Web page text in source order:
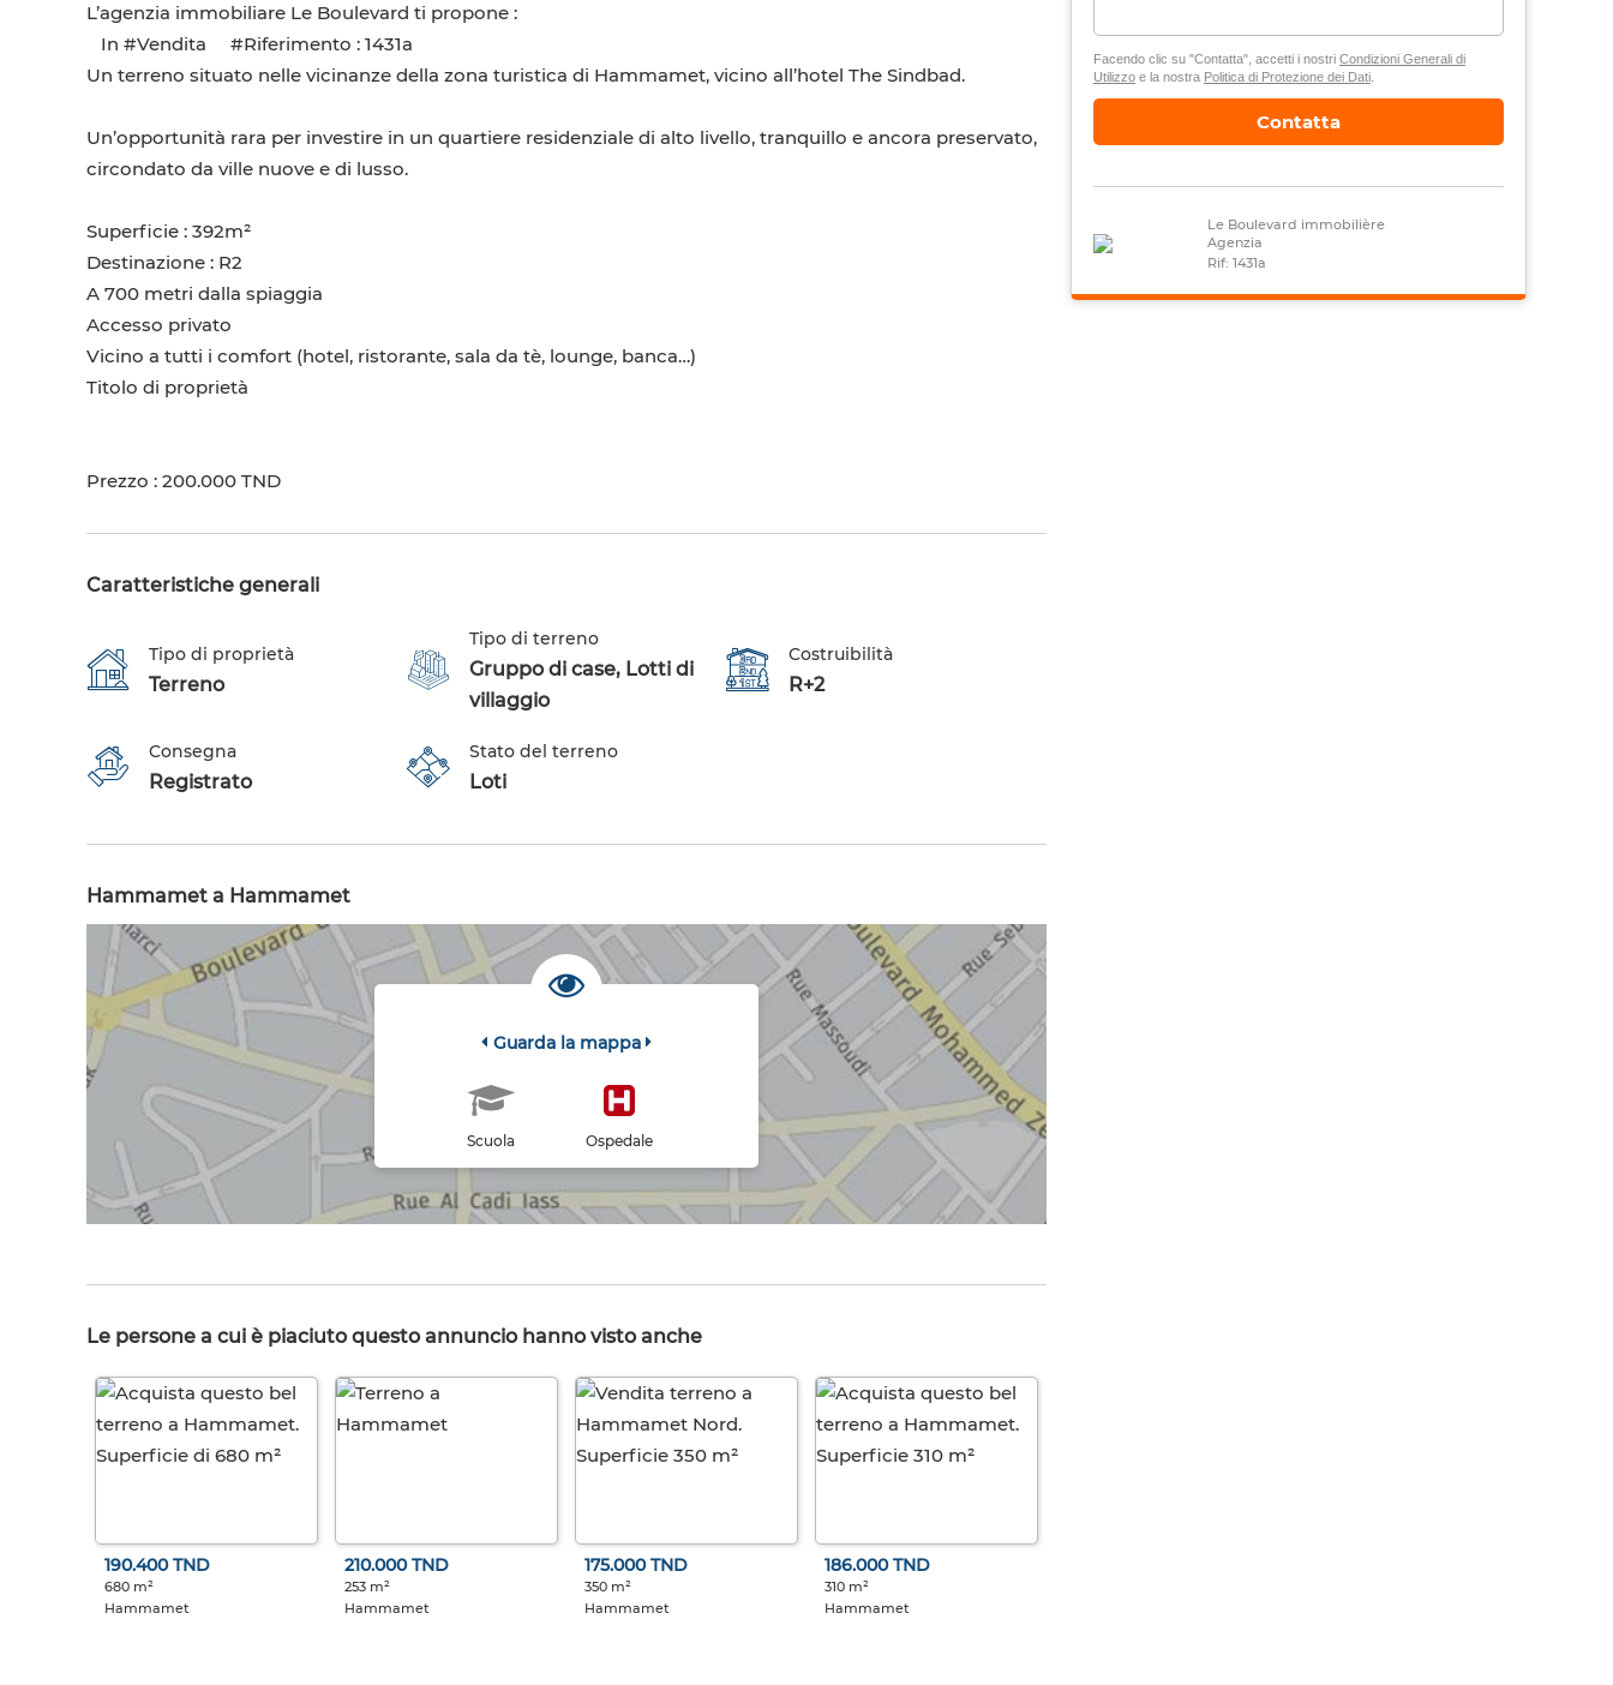
L’agenzia immobiliare Le Boulevard ti propone :
In #Vendita #Riferimento : 1431a
Un terreno situato nelle vicinanze della zona turistica di Hammamet, vicino all’hotel The Sindbad.
Un’opportunità rara per investire in un quartiere residenziale di alto livello, tranquillo e ancora preservato,
circondato da ville nuove e di lusso.
Superficie : 392m²
Destinazione : R2
A 700 metri dalla spiaggia
Accesso privato
Vicino a tutti i comfort (hotel, ristorante, sala da tè, lounge, banca…)
Titolo di proprietà
Prezzo : 200.000 TND
Caratteristiche generali
Tipo di proprietà
Terreno
Tipo di terreno
Gruppo di case, Lotti di
villaggio
Costruibilità
R+2
Consegna
Registrato
Stato del terreno
Loti
Hammamet a Hammamet
Guarda la mappa
Scuola Ospedale
Le persone a cui è piaciuto questo annuncio hanno visto anche
190.400 TND
680 m²
Hammamet
210.000 TND
253 m²
Hammamet
175.000 TND
350 m²
Hammamet
186.000 TND
310 m²
Hammamet
Facendo clic su "Contatta", accetti i nostri Condizioni Generali di
Utilizzoe la nostra Politica di Protezione dei Dati.
Contatta
Le Boulevard immobilière
Agenzia
Rif: 1431a